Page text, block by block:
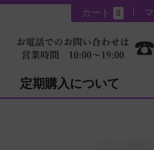
カート 0
定期購入について